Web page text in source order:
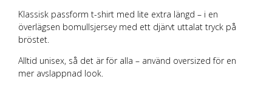
Klassisk passform t-shirt med lite extra längd – i en
överlägsen bomullsjersey med ett djärvt uttalat tryck på
bröstet.
Alltid unisex, så det är för alla – använd oversized för en
mer avslappnad look.